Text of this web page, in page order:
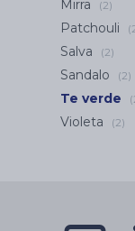
Mirra (2)
Patchouli
Salva (2)
Sandalo (2)
Te verde
Violeta (2)